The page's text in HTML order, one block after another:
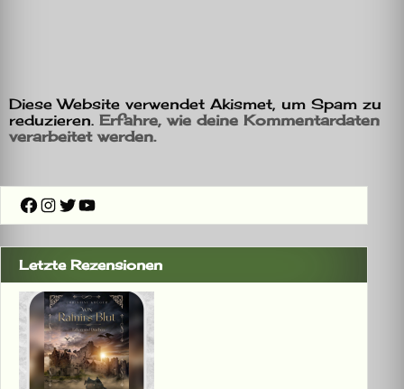
Diese Website verwendet Akismet, um Spam zu
reduzieren. Erfahre, wie deine Kommentardaten
verarbeitet werden.
Facebook
Instagram
Twitter
YouTube
Letzte Rezensionen